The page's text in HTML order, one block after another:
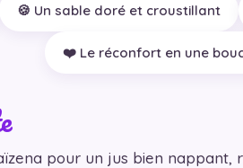
🍪 Un sable doré et croustillant
❤️ Le réconfort en une
pour un jus bien nappant,